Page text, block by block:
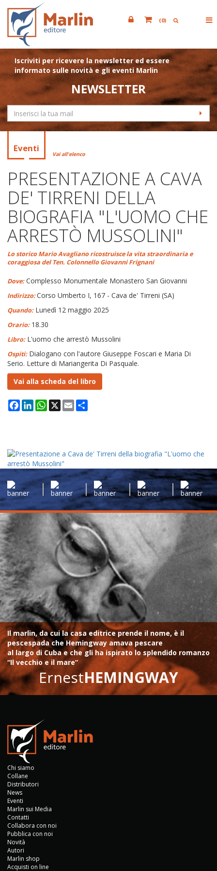
(0)
Iscriviti per ricevere la newsletter ed essere
informato sulle novità e gli eventi Marlin
NEWSLETTER
Eventi
Vai all'elenco
PRESENTAZIONE A CAVA
DE' TIRRENI DELLA
BIOGRAFIA "L'UOMO CHE
ARRESTÒ MUSSOLINI"
Lo storico Mario Avagliano ricostruisce la vita straordinaria e
coraggiosa del Ten. Colonnello Giovanni Frignani
Dove:Complesso Monumentale Monastero San Giovanni
Indirizzo:Corso Umberto I, 167 - Cava de' Tirreni (SA)
Quando:Lunedì 12 maggio 2025
Orario:18.30
Libro:L'uomo che arrestò Mussolini
Ospiti:Dialogano con l'autore Giuseppe Foscari e Maria Di
Serio. Letture di Mariangerita Di Pasquale.
Vai alla scheda del libro
Facebook
LinkedInWhatsApp
X Email
Il marlin, da cui la casa editrice prende il nome, è il
pescespada che Hemingway amava pescare
al largo di Cuba e che gli ha ispirato lo splendido romanzo
“Il vecchio e il mare”
ErnestHEMINGWAY
Chi siamo
Collane
Distributori
News
Eventi
Marlin sui Media
Contatti
Collabora con noi
Pubblica con noi
Novità
Autori
Marlin shop
Acquisti on line